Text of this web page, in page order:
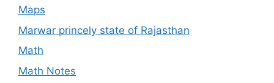
Maps
Marwar princely state of Rajasthan
Math
Math Notes